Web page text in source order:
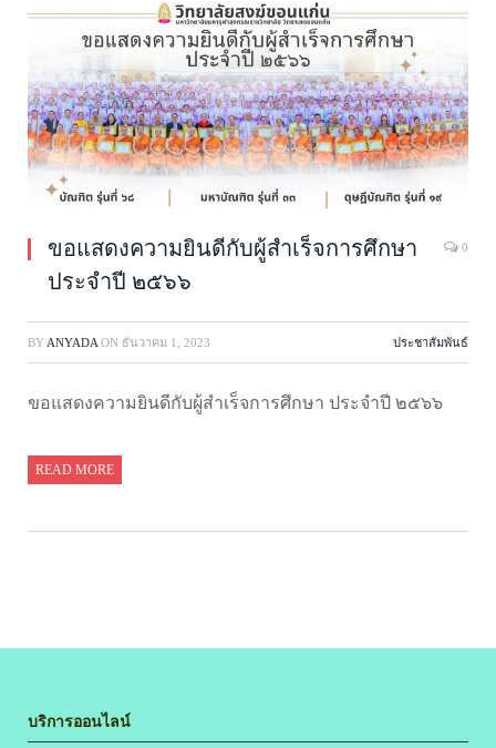
ขอแสดงความยินดีกับผู้สำเร็จการศึกษา
ประจำปี ๒๕๖๖
0
BYANYADA ON ธันวาคม 1, 2023 ประชาสัมพันธ์
ขอแสดงความยินดีกับผู้สำเร็จการศึกษา ประจำปี ๒๕๖๖
READ MORE
บริการออนไลน์